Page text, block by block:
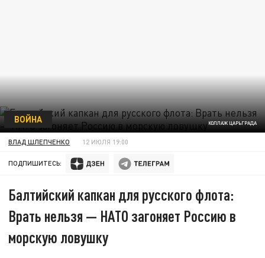
КОЛЛАЖ ЦАРЬГРАДА
ВОЙНА
ВЛАД ШЛЕПЧЕНКО 12 ИЮЛЯ 19:00
ПОДПИШИТЕСЬ:
Балтийский капкан для русского флота:
Врать нельзя — НАТО загоняет Россию в
морскую ловушку